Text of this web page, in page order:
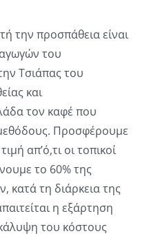
την προσπάθεια είναι
του
Τσιάπας του
και
τον καφέ που
Προσφέρουμε
απ’ό,τι οι τοπικοί
το 60% της
κατά τη διάρκεια της
η εξάρτηση
του κόστους